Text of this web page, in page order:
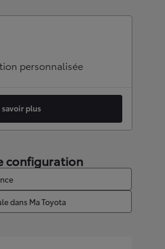
personnalisée
savoir plus
configuration
dans Ma Toyota